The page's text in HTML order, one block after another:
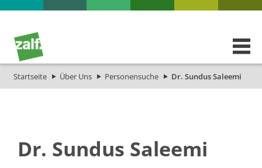
Startseite Über Uns Personensuche Dr. Sundus Saleemi
Dr. Sundus Saleemi